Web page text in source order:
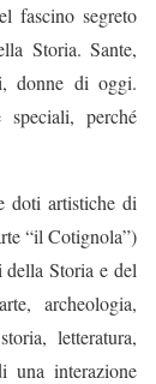
fascino segreto
Storia. Sante,
donne di oggi.
speciali, perché
doti artistiche di
“il Cotignola”)
Storia e del
archeologia,
letteratura,
una interazione